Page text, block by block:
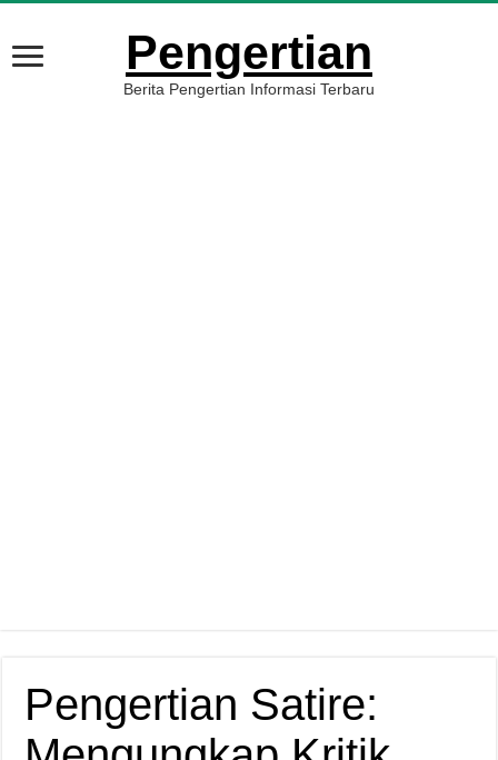
Pengertian
Berita Pengertian Informasi Terbaru
Pengertian Satire: